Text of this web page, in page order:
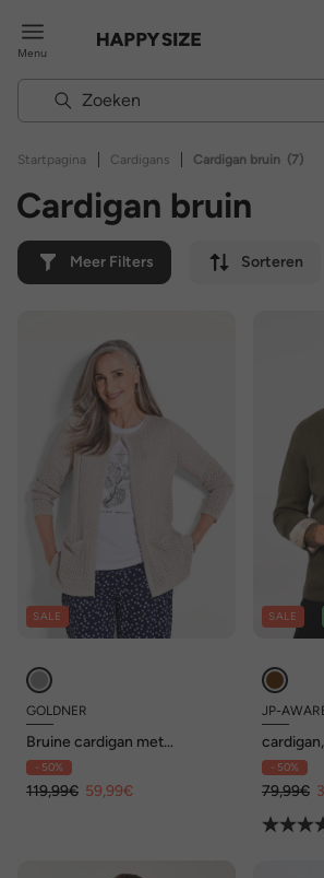
Menu
Startpagina | Cardigans | Cardigan bruin (7)
Cardigan bruin
Meer Filters Sorteren
SALE
GOLDNER
Bruine cardigan met
opengewerkt patroon, lange
mouwen
- 50%
119,99€ 59,99€
SALE
JP-
vintage
- 50%
79,99€